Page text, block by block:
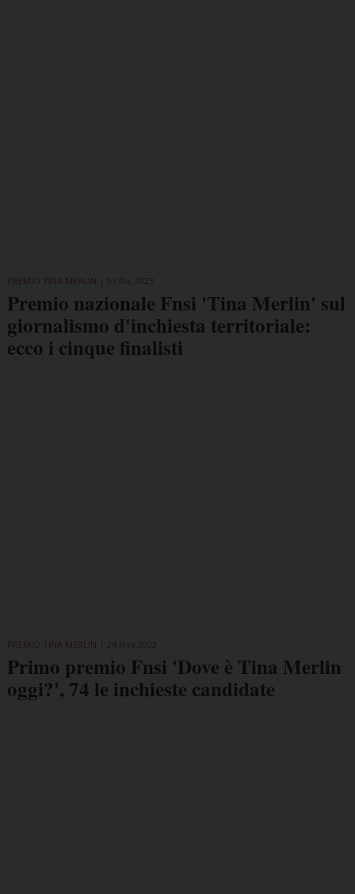
PREMIO TINA MERLIN
Premio nazionale Fnsi 'Tina Merlin' sul
giornalismo d'inchiesta territoriale:
ecco i cinque finalisti
PREMIO TINA MERLIN
Primo premio Fnsi 'Dove è Tina Merlin
oggi?', 74 le inchieste candidate